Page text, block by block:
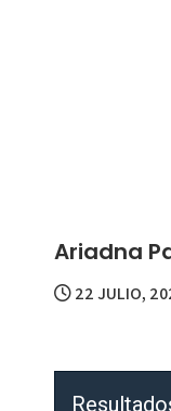
Ariadna
22 JULIO,